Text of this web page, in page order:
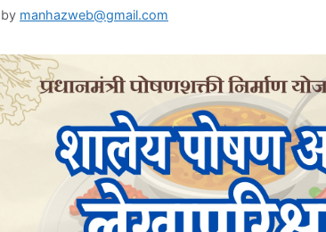
by manhazweb@gmail.com